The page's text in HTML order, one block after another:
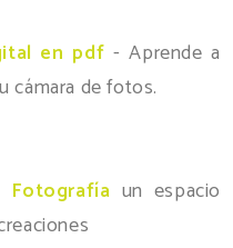
en pdf- Aprende a
cámara de fotos.
un espacio